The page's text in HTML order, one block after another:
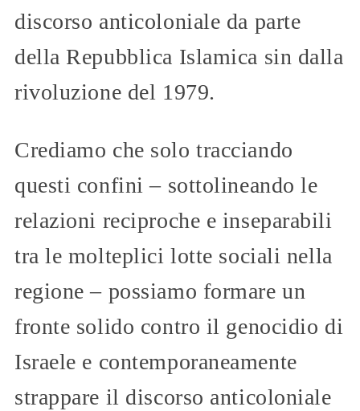
discorso anticoloniale da parte
della Repubblica Islamica sin dalla
rivoluzione del 1979.
Crediamo che solo tracciando
questi confini – sottolineando le
relazioni reciproche e inseparabili
tra le molteplici lotte sociali nella
regione – possiamo formare un
fronte solido contro il genocidio di
Israele e contemporaneamente
strappare il discorso anticoloniale